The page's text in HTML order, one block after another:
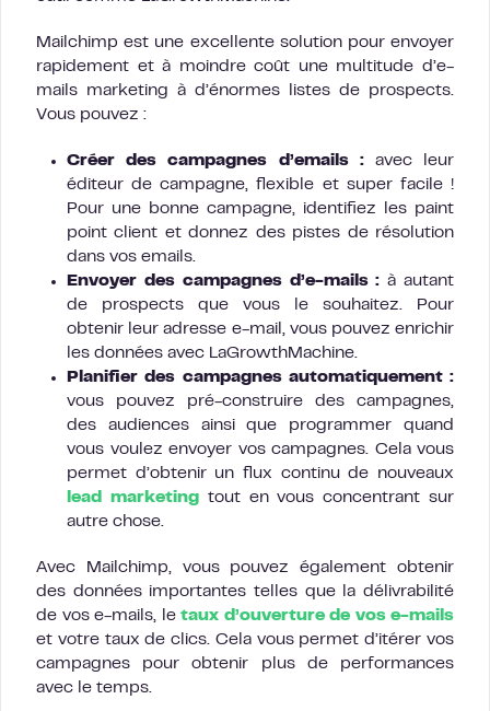
Mailchimp est une excellente solution pour envoyer
rapidement et à moindre coût une multitude d’e-
mails marketing à d’énormes listes de prospects.
Vous pouvez :
Créer des campagnes d’emails : avec leur
éditeur de campagne, flexible et super facile !
Pour une bonne campagne, identifiez les paint
point client et donnez des pistes de résolution
dans vos emails.
Envoyer des campagnes d’e-mails : à autant
de prospects que vous le souhaitez. Pour
obtenir leur adresse e-mail, vous pouvez enrichir
les données avec LaGrowthMachine.
Planifier des campagnes automatiquement :
vous pouvez pré-construire des campagnes,
des audiences ainsi que programmer quand
vous voulez envoyer vos campagnes. Cela vous
permet d’obtenir un flux continu de nouveaux
lead marketingtout en vous concentrant sur
autre chose.
Avec Mailchimp, vous pouvez également obtenir
des données importantes telles que la délivrabilité
de vos e-mails, le taux d’ouverture de vos e-mails
et votre taux de clics. Cela vous permet d’itérer vos
campagnes pour obtenir plus de performances
avec le temps.